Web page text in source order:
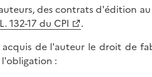
des contrats d'édition au
132-17 du CPI
.
de l'auteur le droit de
: